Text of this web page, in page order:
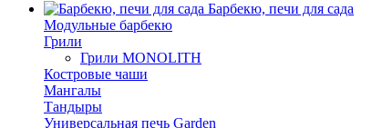
Барбекю, печи для сада
Модульные барбекю
Грили
Грили MONOLITH
Костровые чаши
Мангалы
Тандыры
Универсальная печь Garden